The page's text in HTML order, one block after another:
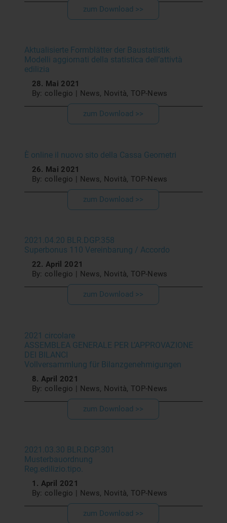
zum Download >>
Aktualisierte Formblätter der Baustatistik
Modelli aggiornati della statistica dell’attivtà
edilizia
28. Mai 2021
By: collegio | News, Novità, TOP-News
zum Download >>
È online il nuovo sito della Cassa Geometri
26. Mai 2021
By: collegio | News, Novità, TOP-News
zum Download >>
2021.04.20 BLR.DGP.358
Superbonus 110 Vereinbarung / Accordo
22. April 2021
By: collegio | News, Novità, TOP-News
zum Download >>
2021 circolare
ASSEMBLEA GENERALE PER L’APPROVAZIONE
DEI BILANCI
Vollversammlung für Bilanzgenehmigungen
8. April 2021
By: collegio | News, Novità, TOP-News
zum Download >>
2021.03.30 BLR.DGP.301
Musterbauordnung
Reg.edilizio.tipo.
1. April 2021
By: collegio | News, Novità, TOP-News
zum Download >>